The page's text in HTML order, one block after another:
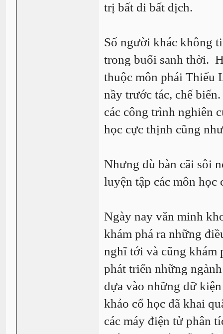
trị bất di bất dịch.
Số người khác không
trong buổi sanh thời.
thuộc môn phái Thiếu
nầy trước tác, chế
các công trình nghiên
học cực thịnh cũng
Nhưng dù bàn cãi sôi
luyện tập các môn học
Ngày nay văn minh
khám phá ra những
nghĩ tới và cũng khám
phát triển những
dựa vào những dữ
khảo cổ học đã khai
các máy điện tử phân